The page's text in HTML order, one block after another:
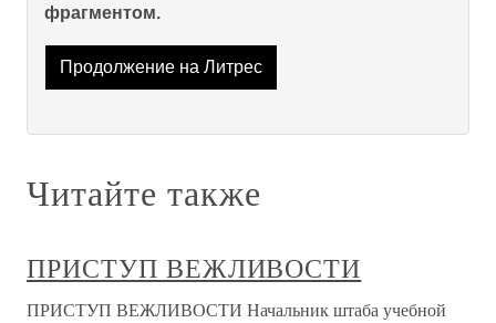
фрагментом.
Продолжение на Литрес
Читайте также
ПРИСТУП ВЕЖЛИВОСТИ
ПРИСТУП ВЕЖЛИВОСТИ Начальник штаба учебной